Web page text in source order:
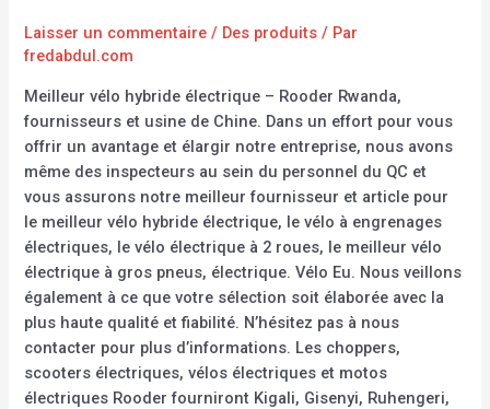
Laisser un commentaire / Des produits / Par
fredabdul.com
Meilleur vélo hybride électrique – Rooder Rwanda,
fournisseurs et usine de Chine. Dans un effort pour vous
offrir un avantage et élargir notre entreprise, nous avons
même des inspecteurs au sein du personnel du QC et
vous assurons notre meilleur fournisseur et article pour
le meilleur vélo hybride électrique, le vélo à engrenages
électriques, le vélo électrique à 2 roues, le meilleur vélo
électrique à gros pneus, électrique. Vélo Eu. Nous veillons
également à ce que votre sélection soit élaborée avec la
plus haute qualité et fiabilité. N’hésitez pas à nous
contacter pour plus d’informations. Les choppers,
scooters électriques, vélos électriques et motos
électriques Rooder fourniront Kigali, Gisenyi, Ruhengeri,